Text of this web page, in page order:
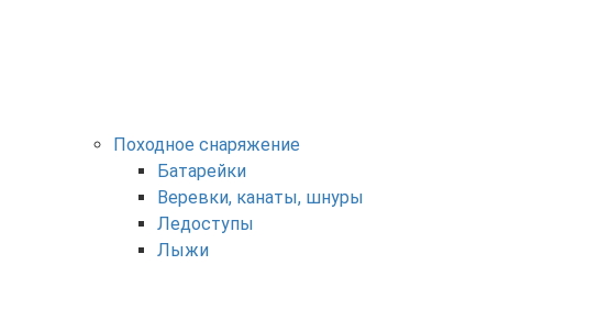
Походное снаряжение
Батарейки
Веревки, канаты, шнуры
Ледоступы
Лыжи